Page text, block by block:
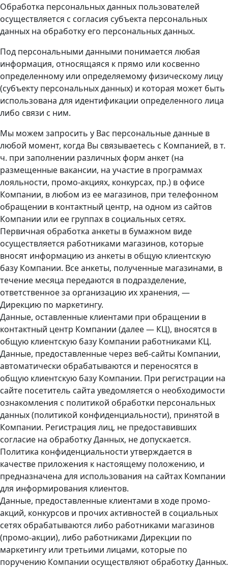
Обработка персональных данных пользователей
осуществляется с согласия субъекта персональных
данных на обработку его персональных данных.
Под персональными данными понимается любая
информация, относящаяся к прямо или косвенно
определенному или определяемому физическому лицу
(субъекту персональных данных) и которая может быть
использована для идентификации определенного лица
либо связи с ним.
Мы можем запросить у Вас персональные данные в
любой момент, когда Вы связываетесь с Компанией, в т.
ч. при заполнении различных форм анкет (на
размещенные вакансии, на участие в программах
лояльности, промо-акциях, конкурсах, пр.) в офисе
Компании, в любом из ее магазинов, при телефонном
обращении в контактный центр, на одном из сайтов
Компании или ее группах в социальных сетях.
Первичная обработка анкеты в бумажном виде
осуществляется работниками магазинов, которые
вносят информацию из анкеты в общую клиентскую
базу Компании. Все анкеты, полученные магазинами, в
течение месяца передаются в подразделение,
ответственное за организацию их хранения, —
Дирекцию по маркетингу.
Данные, оставленные клиентами при обращении в
контактный центр Компании (далее — КЦ), вносятся в
общую клиентскую базу Компании работниками КЦ.
Данные, предоставленные через веб-сайты Компании,
автоматически обрабатываются и переносятся в
общую клиентскую базу Компании. При регистрации на
сайте посетитель сайта уведомляется о необходимости
ознакомления с политикой обработки персональных
данных (политикой конфиденциальности), принятой в
Компании. Регистрация лиц, не предоставивших
согласие на обработку Данных, не допускается.
Политика конфиденциальности утверждается в
качестве приложения к настоящему положению, и
предназначена для использования на сайтах Компании
для информирования клиентов.
Данные, предоставленные клиентами в ходе промо-
акций, конкурсов и прочих активностей в социальных
сетях обрабатываются либо работниками магазинов
(промо-акции), либо работниками Дирекции по
маркетингу или третьими лицами, которые по
поручению Компании осуществляют обработку Данных.